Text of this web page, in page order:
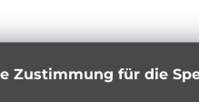
Zustimmung für die
für